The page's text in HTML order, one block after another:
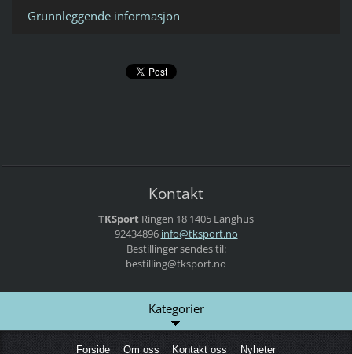
Grunnleggende informasjon
Kontakt
TKSport Ringen 18 1405 Langhus
92434896 info@tksport.no
Bestillinger sendes til:
bestilling@tksport.no
Kategorier
Forside Om oss Kontakt oss Nyheter